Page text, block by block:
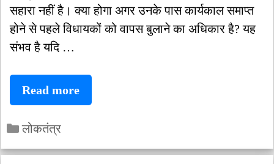
सहारा नहीं है। क्या होगा अगर उनके पास कार्यकाल समाप्त
होने से पहले विधायकों को वापस बुलाने का अधिकार है? यह
संभव है यदि …
Read moreराइट
टू
Categories
लोकतंत्र